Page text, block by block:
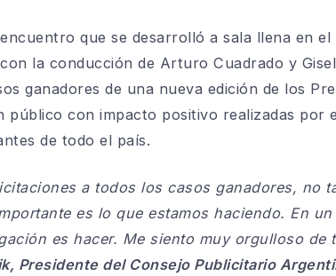
que se desarrolló a sala llena en
la conducción de Arturo Cuadrado y
ganadores de una nueva edición de los
público con impacto positivo realizadas por
de todo el país.
a todos los casos ganadores,
es lo que estamos haciendo. En
es hacer. Me siento muy orgulloso de
Presidente del Consejo Publicitario